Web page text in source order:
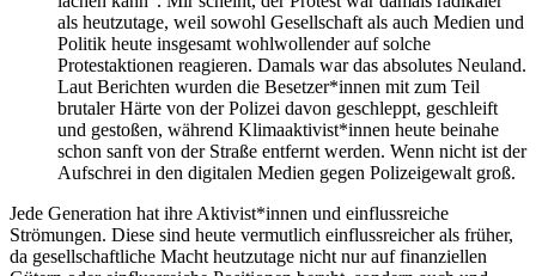
als heutzutage, weil sowohl Gesellschaft als auch Medien und
Politik heute insgesamt wohlwollender auf solche
Protestaktionen reagieren. Damals war das absolutes Neuland.
Laut Berichten wurden die Besetzer*innen mit zum Teil
brutaler Härte von der Polizei davon geschleppt, geschleift
und gestoßen, während Klimaaktivist*innen heute beinahe
schon sanft von der Straße entfernt werden. Wenn nicht ist der
Aufschrei in den digitalen Medien gegen Polizeigewalt groß.
Jede Generation hat ihre Aktivist*innen und einflussreiche
Strömungen. Diese sind heute vermutlich einflussreicher als früher,
da gesellschaftliche Macht heutzutage nicht nur auf finanziellen